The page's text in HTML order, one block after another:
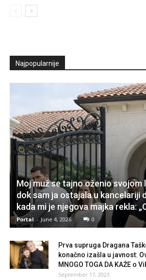
Najpopularnije
Moj muž se tajno oženio svojom
dok sam ja ostajala u kancelariji
kada mi je njegova majka rekla:
Portal - June 4, 2026 0
Prva supruga Dragana
konačno izašla u javnost:
MNOGO TOGA DA KAŽE o
September 17, 2023